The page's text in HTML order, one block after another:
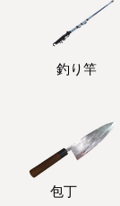
釣り竿
包丁